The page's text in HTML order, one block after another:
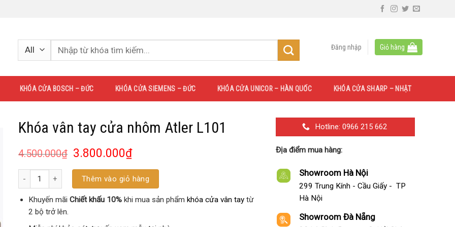
Đăng nhập Giỏ hàng
KHÓA CỬA BOSCH – ĐỨC KHÓA CỬA SIEMENS – ĐỨC KHÓA CỬA UNICOR – HÀN QUỐC KHÓA CỬA SHARP – NHẬT
Khóa vân tay cửa nhôm Atler L101
4.500.000₫ 3.800.000₫
Số lượng Thêm vào giỏ hàng
Khuyến mãi Chiết khấu 10% khi mua sản phẩmkhóa cửa vân tay từ
2 bộ trở lên.
Hotline: 0966 215 662
Địa điểm mua hàng:
Showroom Hà Nội
299 Trung Kính - Cầu Giấy - TP
Hà Nội
Showroom Đà Nẵng